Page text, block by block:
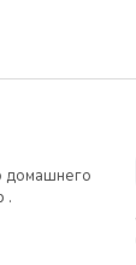
домашнего
.